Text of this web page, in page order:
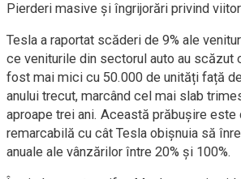
Pierderi masive și îngrijorări privind
Tesla a raportat scăderi de 9% ale
ce veniturile din sectorul auto au scăzut
fost mai mici cu 50.000 de unități față
anului trecut, marcând cel mai slab
aproape trei ani. Această prăbușire este
remarcabilă cu cât Tesla obișnuia să
anuale ale vânzărilor între 20% și 100%.